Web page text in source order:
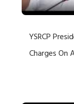
YSRCP
Charges On